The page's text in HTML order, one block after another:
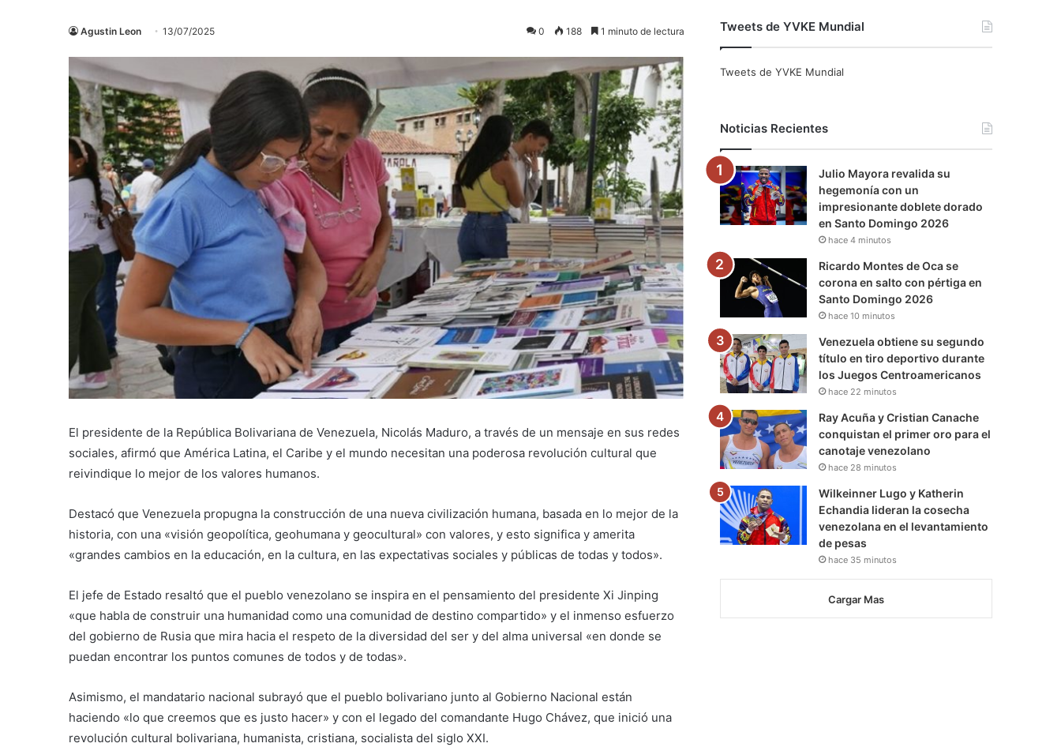
Agustin Leon 13/07/2025 0 188 1 minuto de lectura
El presidente de la República Bolivariana de Venezuela, Nicolás Maduro, a través de un mensaje en sus redes
sociales, afirmó que América Latina, el Caribe y el mundo necesitan una poderosa revolución cultural que
reivindique lo mejor de los valores humanos.
Destacó que Venezuela propugna la construcción de una nueva civilización humana, basada en lo mejor de la
historia, con una «visión geopolítica, geohumana y geocultural» con valores, y esto significa y amerita
«grandes cambios en la educación, en la cultura, en las expectativas sociales y públicas de todas y todos».
El jefe de Estado resaltó que el pueblo venezolano se inspira en el pensamiento del presidente Xi Jinping
«que habla de construir una humanidad como una comunidad de destino compartido» y el inmenso esfuerzo
del gobierno de Rusia que mira hacia el respeto de la diversidad del ser y del alma universal «en donde se
puedan encontrar los puntos comunes de todos y de todas».
Asimismo, el mandatario nacional subrayó que el pueblo bolivariano junto al Gobierno Nacional están
haciendo «lo que creemos que es justo hacer» y con el legado del comandante Hugo Chávez, que inició una
revolución cultural bolivariana, humanista, cristiana, socialista del siglo XXI.
c
o
k
i
r
u
e
r
a
m
a
m
Tweets de YVKE Mundial
Tweets de YVKE Mundial
Noticias Recientes
Julio Mayora revalida su
hegemonía con un
impresionante doblete dorado
en Santo Domingo 2026
hace 4 minutos
Ricardo Montes de Oca se
corona en salto con pértiga en
Santo Domingo 2026
hace 10 minutos
Venezuela obtiene su segundo
título en tiro deportivo durante
los Juegos Centroamericanos
hace 22 minutos
Ray Acuña y Cristian Canache
conquistan el primer oro para el
canotaje venezolano
hace 28 minutos
Wilkeinner Lugo y Katherin
Echandia lideran la cosecha
venezolana en el levantamiento
de pesas
hace 35 minutos
Cargar Mas